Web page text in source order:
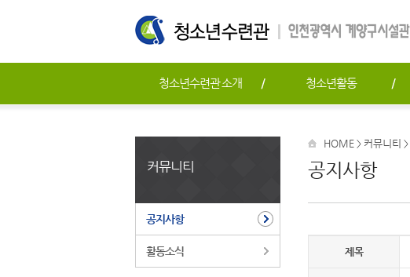
청소년수련관 소개 청소년활동
커뮤니티
공지사항
활동소식
공지사항
HOME > 커뮤니티 >
제목